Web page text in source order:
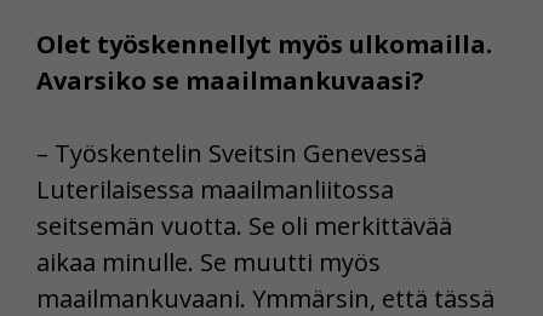
Olet työskennellyt myös ulkomailla.
Avarsiko se maailmankuvaasi?
– Työskentelin Sveitsin Genevessä
Luterilaisessa maailmanliitossa
seitsemän vuotta. Se oli merkittävää
aikaa minulle. Se muutti myös
maailmankuvaani. Ymmärsin, että tässä